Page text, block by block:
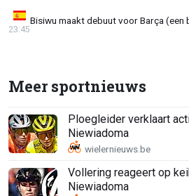
Bisiwu maakt debuut voor Barça (een
23:45
Meer sportnieuws
Ploegleider verklaart
Niewiadoma
Vollering reageert op
Niewiadoma